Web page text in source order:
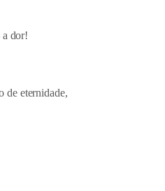
dor!
de eternidade,